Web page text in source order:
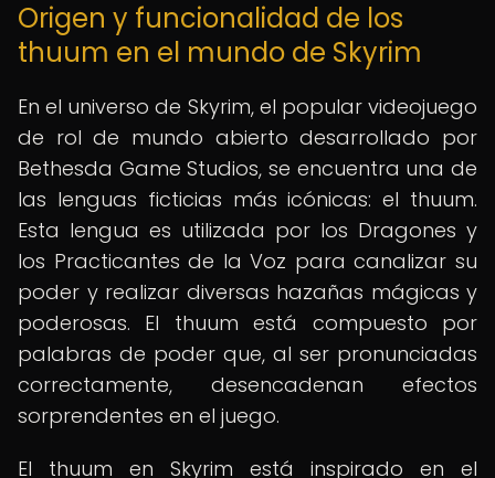
Origen y funcionalidad de los
thuum en el mundo de Skyrim
En el universo de Skyrim, el popular videojuego
de rol de mundo abierto desarrollado por
Bethesda Game Studios, se encuentra una de
las lenguas ficticias más icónicas: el thuum.
Esta lengua es utilizada por los Dragones y
los Practicantes de la Voz para canalizar su
poder y realizar diversas hazañas mágicas y
poderosas. El thuum está compuesto por
palabras de poder que, al ser pronunciadas
correctamente, desencadenan efectos
sorprendentes en el juego.
El thuum en Skyrim está inspirado en el